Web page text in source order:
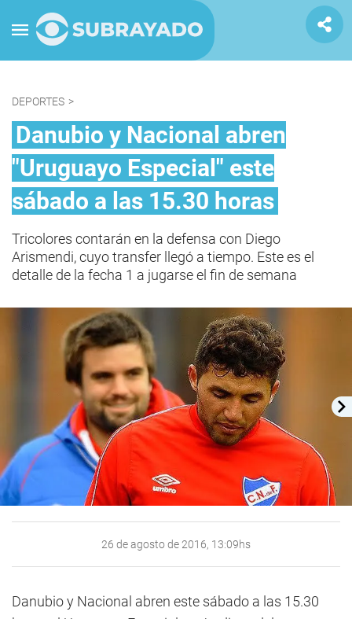
DEPORTES >
Danubio y Nacional abren
"Uruguayo Especial" este
sábado a las 15.30 horas
Tricolores contarán en la defensa con Diego
Arismendi, cuyo transfer llegó a tiempo. Este es el
detalle de la fecha 1 a jugarse el fin de semana
26 de agosto de 2016, 13:09hs
Danubio y Nacional abren este sábado a las 15.30